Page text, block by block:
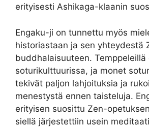
erityisesti Ashikaga-klaanin
Engaku-ji on tunnettu myös
historiastaan ja sen yhteydestä
buddhalaisuuteen. Temppeleillä
soturikulttuurissa, ja monet
tekivät paljon lahjoituksia ja
menestystä ennen taisteluja.
erityisen suosittu Zen-
siellä järjestettiin usein